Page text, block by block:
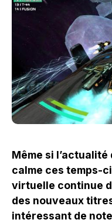
Même si
calme ces temps-
virtuelle continue
des nouveaux
intéressant de